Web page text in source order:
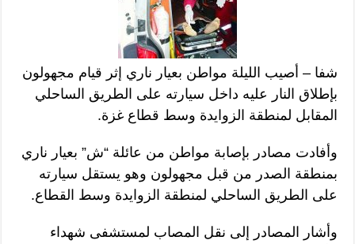
شفا – أصيب الليلة مواطن بعيار ناري إثر قيام مجهولون
بإطلاق النار عليه داخل سيارته على الطريق الساحلي
المقابل لمنطقة الزوايدة وسط قطاع غزة.
وأفادت مصادر بإصابة مواطن من عائلة “ش” بعيار ناري
بمنطقة الصدر من قبل مجهولون وهو يستقل سيارته
على الطريق الساحلي لمنطقة الزوايدة وسط القطاع.
وأشار المصادر إلى نقل المصاب لمستشفى شهداء